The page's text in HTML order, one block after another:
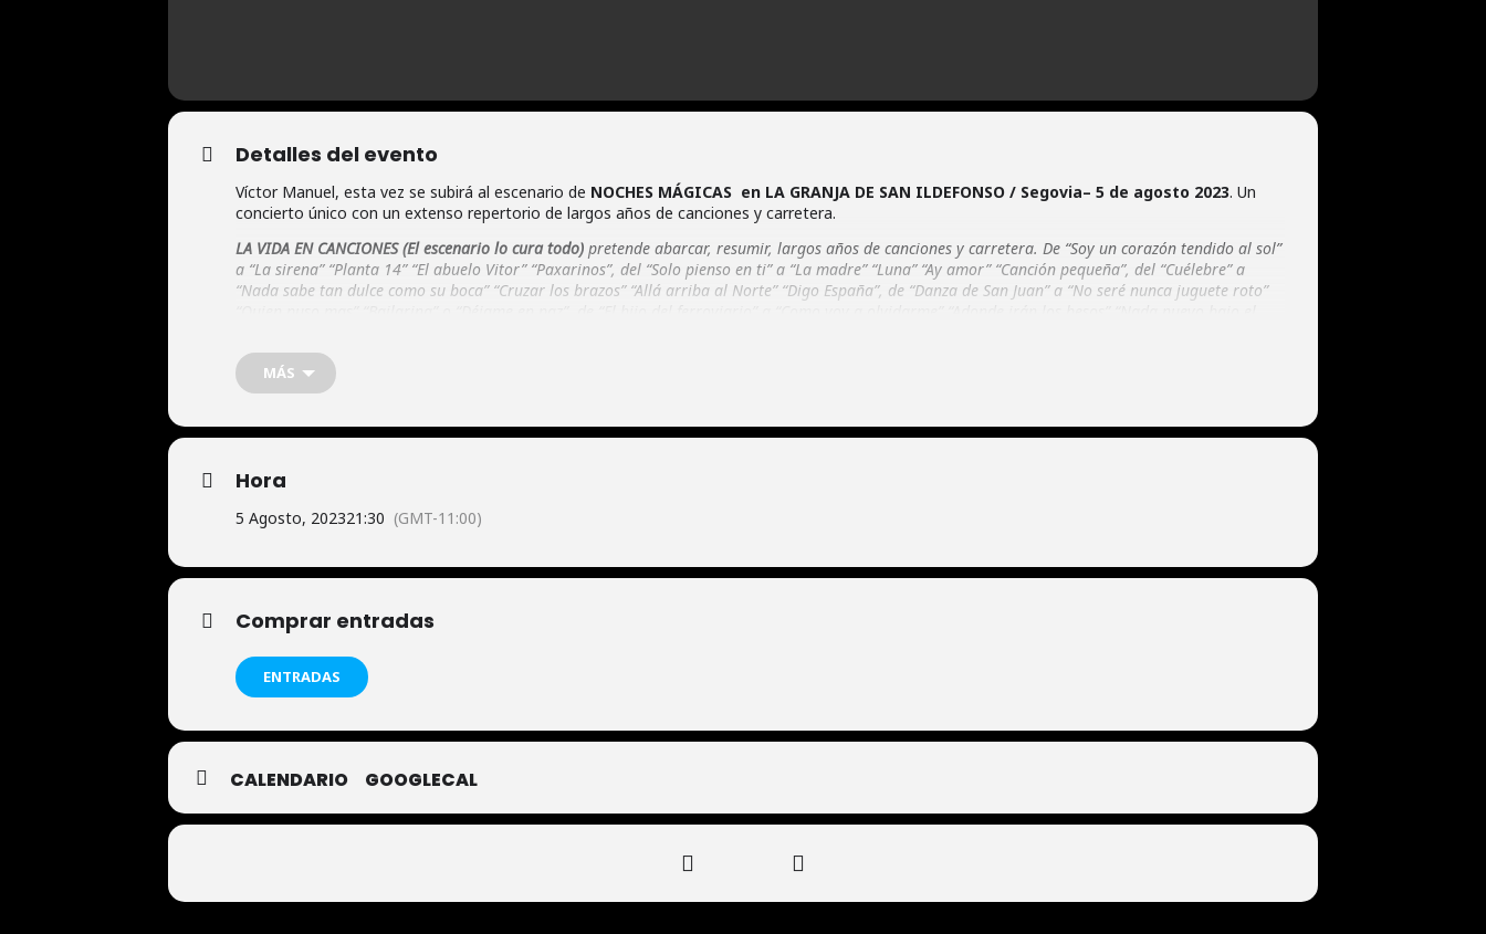
Detalles del evento
Víctor Manuel, esta vez se subirá al escenario de NOCHES MÁGICAS en LA GRANJA DE SAN ILDEFONSO / Segovia– 5 de agosto 2023. Un
concierto único con un extenso repertorio de largos años de canciones y carretera.
LA VIDA EN CANCIONES (El escenario lo cura todo) pretende abarcar, resumir, largos años de canciones y carretera. De “Soy un corazón tendido al sol”
a “La sirena” “Planta 14” “El abuelo Vitor” “Paxarinos”, del “Solo pienso en ti” a “La madre” “Luna” “Ay amor” “Canción pequeña”, del “Cuélebre” a
“Nada sabe tan dulce como su boca” “Cruzar los brazos” “Allá arriba al Norte” “Digo España”, de “Danza de San Juan” a “No seré nunca juguete roto”
NOCHES MÁGICAS en LA GRANJA DE SAN ILDEFONSO / Segovia
MÁS
Hora
5 Agosto, 202321:30 (GMT-11:00)
Comprar entradas
ENTRADAS
CALENDARIO GOOGLECAL